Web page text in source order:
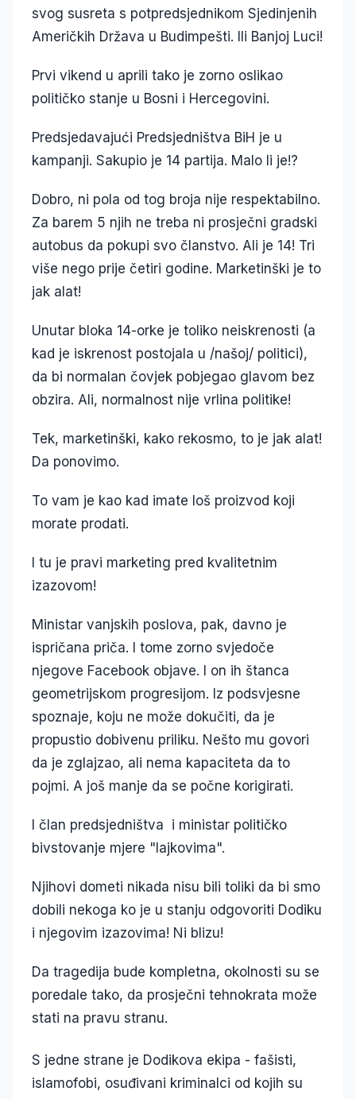
svog susreta s potpredsjednikom Sjedinjenih
Američkih Država u Budimpešti. Ili Banjoj Luci!
Prvi vikend u aprili tako je zorno oslikao
političko stanje u Bosni i Hercegovini.
Predsjedavajući Predsjedništva BiH je u
kampanji. Sakupio je 14 partija. Malo li je!?
Dobro, ni pola od tog broja nije respektabilno.
Za barem 5 njih ne treba ni prosječni gradski
autobus da pokupi svo članstvo. Ali je 14! Tri
više nego prije četiri godine. Marketinški je to
jak alat!
Unutar bloka 14-orke je toliko neiskrenosti (a
kad je iskrenost postojala u /našoj/ politici),
da bi normalan čovjek pobjegao glavom bez
obzira. Ali, normalnost nije vrlina politike!
Tek, marketinški, kako rekosmo, to je jak alat!
Da ponovimo.
To vam je kao kad imate loš proizvod koji
morate prodati.
I tu je pravi marketing pred kvalitetnim
izazovom!
Ministar vanjskih poslova, pak, davno je
ispričana priča. I tome zorno svjedoče
njegove Facebook objave. I on ih štanca
geometrijskom progresijom. Iz podsvjesne
spoznaje, koju ne može dokučiti, da je
propustio dobivenu priliku. Nešto mu govori
da je zglajzao, ali nema kapaciteta da to
pojmi. A još manje da se počne korigirati.
I član predsjedništva i ministar političko
bivstovanje mjere "lajkovima".
Njihovi dometi nikada nisu bili toliki da bi smo
dobili nekoga ko je u stanju odgovoriti Dodiku
i njegovim izazovima! Ni blizu!
Da tragedija bude kompletna, okolnosti su se
poredale tako, da prosječni tehnokrata može
stati na pravu stranu.
S jedne strane je Dodikova ekipa - fašisti,
islamofobi, osuđivani kriminalci od kojih su